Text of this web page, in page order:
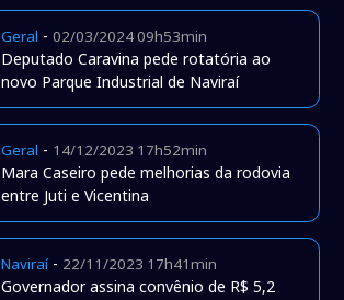
Geral -02/03/2024 09h53min
Deputado Caravina pede rotatória ao
novo Parque Industrial de Naviraí
Geral - 14/12/2023 17h52min
Mara Caseiro pede melhorias da rodovia
entre Juti e Vicentina
Naviraí- 22/11/2023 17h41min
Governador assina convênio de R$ 5,2